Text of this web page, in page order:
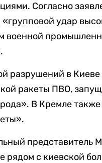
Согласно
«групповой удар
военной
разрушений в
ракеты ПВО,
В Кремле
представитель
рядом с киевской